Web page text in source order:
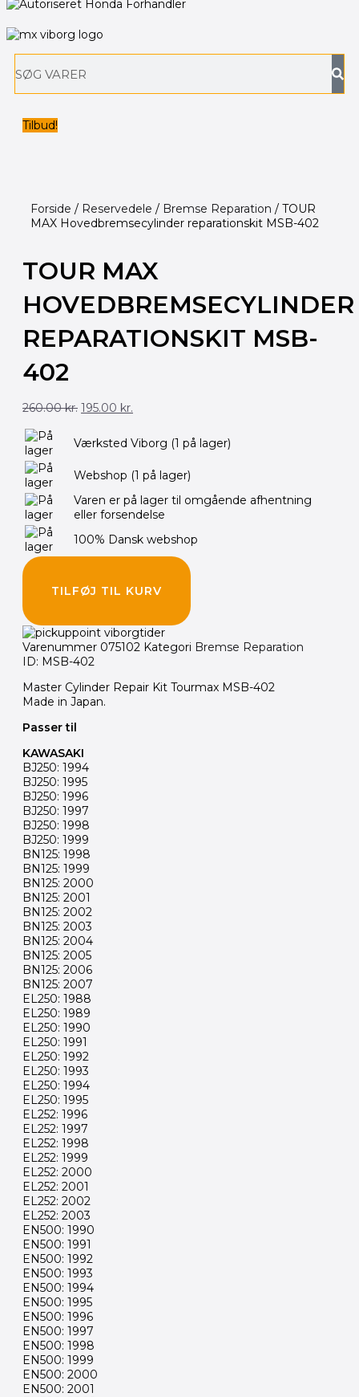
Søg
Tilbud!
Forside / Reservedele / Bremse Reparation / TOUR
MAX Hovedbremsecylinder reparationskit MSB-402
TOUR MAX
HOVEDBREMSECYLINDER
REPARATIONSKIT MSB-
402
260.00kr. oprindelige
var:
195.00 kr.aktuelle
er:
195.00 kr..
Værksted Viborg (1 på lager)
Webshop (1 på lager)
Varen er på lager til omgående afhentning
eller forsendelse
100% Dansk webshop
TILFØJ TIL KURV
Varenummer 075102 Kategori Bremse Reparation
ID: MSB-402
Master Cylinder Repair Kit Tourmax MSB-402
Made in Japan.
Passer til
KAWASAKI
BJ250: 1994
BJ250: 1995
BJ250: 1996
BJ250: 1997
BJ250: 1998
BJ250: 1999
BN125: 1998
BN125: 1999
BN125: 2000
BN125: 2001
BN125: 2002
BN125: 2003
BN125: 2004
BN125: 2005
BN125: 2006
BN125: 2007
EL250: 1988
EL250: 1989
EL250: 1990
EL250: 1991
EL250: 1992
EL250: 1993
EL250: 1994
EL250: 1995
EL252: 1996
EL252: 1997
EL252: 1998
EL252: 1999
EL252: 2000
EL252: 2001
EL252: 2002
EL252: 2003
EN500: 1990
EN500: 1991
EN500: 1992
EN500: 1993
EN500: 1994
EN500: 1995
EN500: 1996
EN500: 1997
EN500: 1998
EN500: 1999
EN500: 2000
EN500: 2001